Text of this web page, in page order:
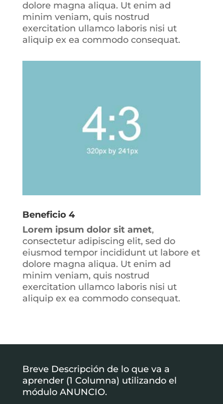
dolore magna aliqua. Ut enim ad
minim veniam, quis nostrud
exercitation ullamco laboris nisi ut
aliquip ex ea commodo consequat.
Beneficio 4
Lorem ipsum dolor sit amet,
consectetur adipiscing elit, sed do
eiusmod tempor incididunt ut labore et
dolore magna aliqua. Ut enim ad
minim veniam, quis nostrud
exercitation ullamco laboris nisi ut
aliquip ex ea commodo consequat.
Breve Descripción de lo que va a
aprender (1 Columna) utilizando el
módulo ANUNCIO.